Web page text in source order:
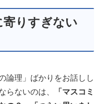
りすぎない
論理」ばかりをお話しし
らないのは、
「マスコミ